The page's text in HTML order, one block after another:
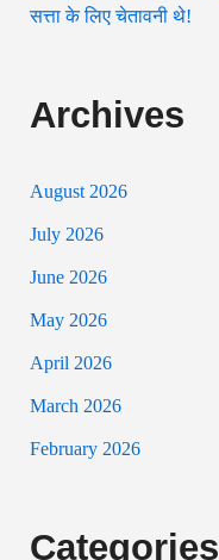
सत्ता के लिए चेतावनी थे!
Archives
August 2026
July 2026
June 2026
May 2026
April 2026
March 2026
February 2026
Categories